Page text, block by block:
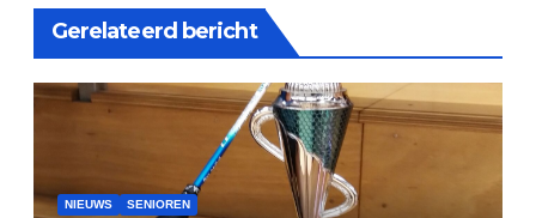
Gerelateerd bericht
NIEUWS SENIOREN